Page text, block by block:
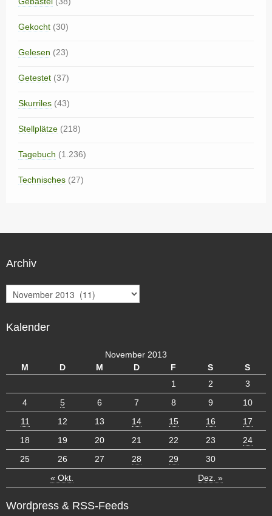
Gekocht (30)
Gelesen (23)
Getestet (37)
Skurriles (43)
Stellplätze (218)
Tagebuch (1.236)
Technisches (27)
Archiv
r
h
Kalender
November 2013
M
D M D F S S
« Okt. Dez. »
1 2
3
4
5 6 7 8 9
10
11
12 13 14 15 16
17
18
19 20 21 22 23
24
25
26 27 28 29 30
Wordpress & RSS-Feeds